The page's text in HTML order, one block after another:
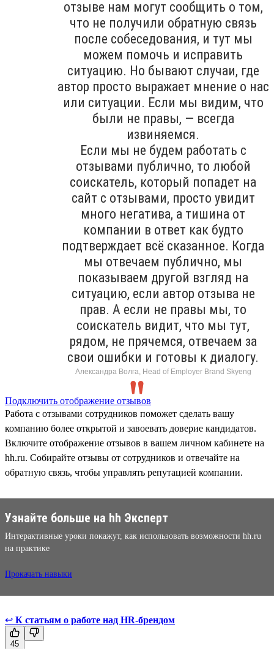
отзыве нам могут сообщить о том,
что не получили обратную связь
после собеседования, и тут мы
можем помочь и исправить
ситуацию. Но бывают случаи, где
автор просто выражает мнение о нас
или ситуации. Если мы видим, что
были не правы, — всегда
извиняемся.
Если мы не будем работать с
отзывами публично, то любой
соискатель, который попадет на
сайт с отзывами, просто увидит
много негатива, а тишина от
компании в ответ как будто
подтверждает всё сказанное. Когда
мы отвечаем публично, мы
показываем другой взгляд на
ситуацию, если автор отзыва не
прав. А если не правы мы, то
соискатель видит, что мы тут,
рядом, не прячемся, отвечаем за
свои ошибки и готовы к диалогу.
Александра Волга, Head of Employer Brand Skyeng
Подключить отображение отзывов
Работа с отзывами сотрудников поможет сделать вашу
компанию более открытой и завоевать доверие кандидатов.
Включите отображение отзывов в вашем личном кабинете на
hh.ru. Собирайте отзывы от сотрудников и отвечайте на
обратную связь, чтобы управлять репутацией компании.
Узнайте больше на hh Эксперт
Интерактивные уроки покажут, как использовать возможности hh.ru
на практике
Прокачать навыки
↩ К статьям о работе над HR-брендом
45